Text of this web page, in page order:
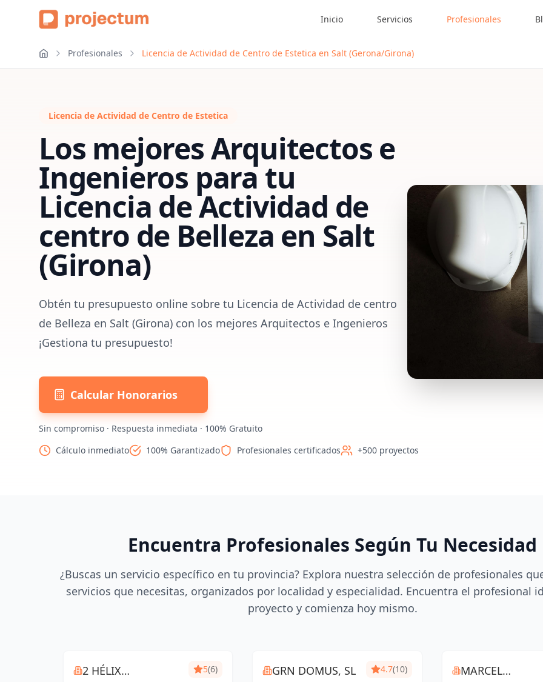
Inicio Servicios Profesionales
Profesionales Licencia de Actividad de Centro de Estetica en Salt (Gerona/Girona)
Licencia de Actividad de Centro de Estetica
Los mejores Arquitectos e
Ingenieros para tu
Licencia de Actividad de
centro de Belleza en Salt
(Girona)
Obtén tu presupuesto online sobre tu Licencia de Actividad de centro
de Belleza en Salt (Girona) con los mejores Arquitectos e Ingenieros
¡Gestiona tu presupuesto!
Calcular Honorarios
Sin compromiso · Respuesta inmediata · 100% Gratuito
Cálculo inmediato
100% Garantizado Profesionales certificados +500 proyectos
Encuentra Profesionales Según Tu Necesidad
¿Buscas un servicio específico en tu provincia? Explora nuestra selección de profesionales
servicios que necesitas, organizados por localidad y especialidad. Encuentra el profesional
proyecto y comienza hoy mismo.
2 HÉLIX
5(6) GRN DOMUS, SL 4.7(10)
MARCEL